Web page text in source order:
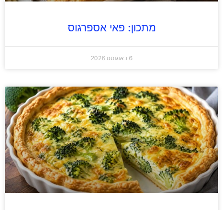
מתכון: פאי אספרגוס
6 באוגוסט 2026